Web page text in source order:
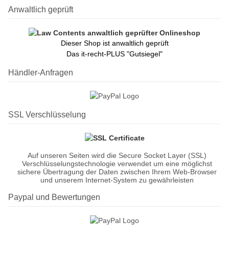
Anwaltlich geprüft
Dieser Shop ist anwaltlich geprüft
Das it-recht-PLUS "Gutsiegel"
Händler-Anfragen
SSL Verschlüsselung
Auf unseren Seiten wird die Secure Socket Layer (SSL)
Verschlüsselungstechnologie verwendet um eine möglichst
sichere Übertragung der Daten zwischen Ihrem Web-Browser
und unserem Internet-System zu gewährleisten
Paypal und Bewertungen